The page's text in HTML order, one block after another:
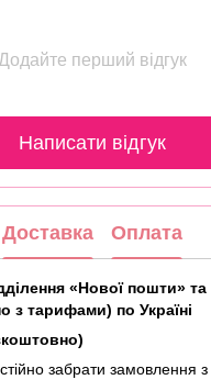
Додайте перший відгук
Написати відгук
Доставка Оплата
«Нової пошти» та
з тарифами) по Україні
забрати замовлення